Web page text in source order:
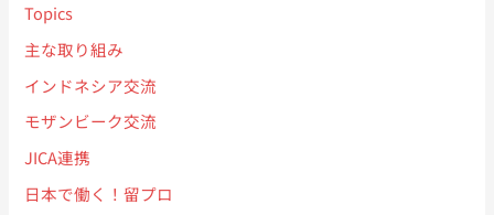
Topics
主な取り組み
インドネシア交流
モザンビーク交流
JICA連携
日本で働く！留プロ